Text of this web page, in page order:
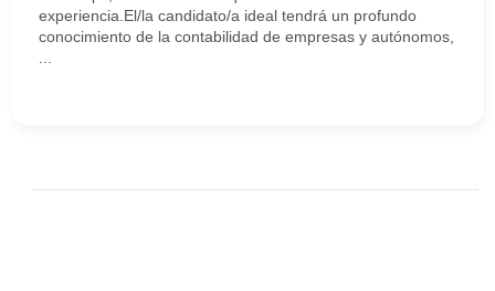
experiencia.El/la candidato/a ideal tendrá un profundo
conocimiento de la contabilidad de empresas y autónomos,